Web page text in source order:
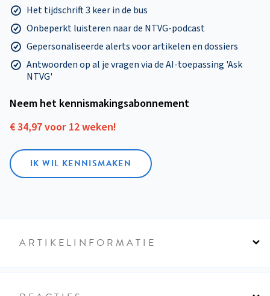
Het tijdschrift 3 keer in de bus
Onbeperkt luisteren naar de NTVG-podcast
Gepersonaliseerde alerts voor artikelen en dossiers
Antwoorden op al je vragen via de AI-toepassing 'Ask
NTVG'
Neem het kennismakings­abonnement
€ 34,97 voor 12 weken!
IK WIL KENNISMAKEN
ARTIKELINFORMATIE